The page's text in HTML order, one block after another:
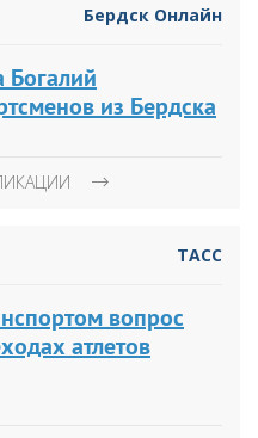
Бердск Онлайн
Богалий
из Бердска
ТАСС
вопрос
атлетов